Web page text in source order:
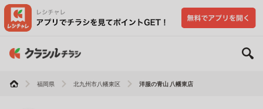
福岡県 北九州市八幡東区 洋服の青山 八幡東店